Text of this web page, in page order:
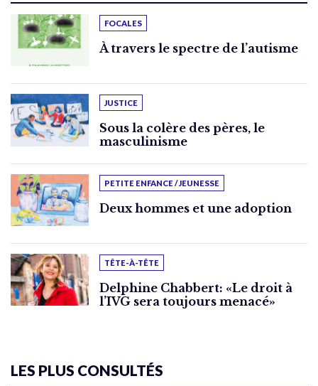
FOCALES
À travers le spectre de l’autisme
JUSTICE
Sous la colère des pères, le
masculinisme
PETITE ENFANCE / JEUNESSE
Deux hommes et une adoption
TÊTE-À-TÊTE
Delphine Chabbert: «Le droit à
l’IVG sera toujours menacé»
LES PLUS CONSULTÉS